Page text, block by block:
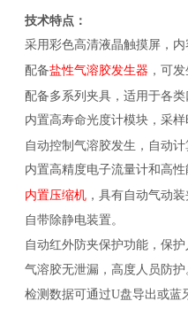
技术特点：
采用彩色高清液晶触摸屏，内
配备盐性气溶胶发生器 ，可
配备多系列夹具，适用于各类
内置高寿命光度计模块，采样
自动控制气溶胶发生，自动
内置高精度电子流量计和高
内置压缩机 ，具有自动气动装
自带除静电装置。
自动红外防夹保护功能，保护
气溶胶无泄漏，高度人员防护
检测数据可通过U盘导出或蓝